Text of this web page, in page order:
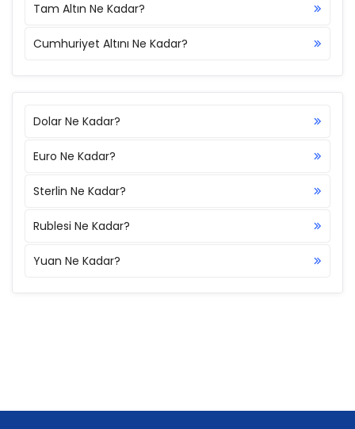
Tam Altın Ne Kadar?
Cumhuriyet Altını Ne Kadar?
Dolar Ne Kadar?
Euro Ne Kadar?
Sterlin Ne Kadar?
Rublesi Ne Kadar?
Yuan Ne Kadar?